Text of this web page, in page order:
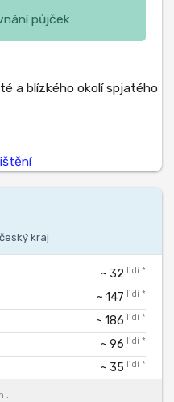
půjček
kraj
~ 32 lidí *
~ 147 lidí *
~ 186 lidí *
~ 96 lidí *
~ 35 lidí *
.